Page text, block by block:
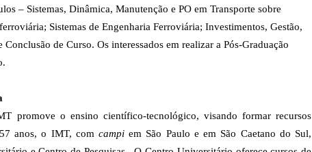
– Sistemas, Dinâmica, Manutenção e PO em Transporte sobre
Sistemas de Engenharia Ferroviária; Investimentos, Gestão,
de Curso. Os interessados em realizar a Pós-Graduação
promove o ensino científico-tecnológico, visando formar recursos
anos, o IMT, com campi em São Paulo e em São Caetano do Sul,